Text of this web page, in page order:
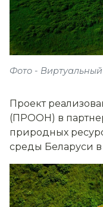
Фото -
Проект
(ПРООН) в
природных
среды Беларуси в